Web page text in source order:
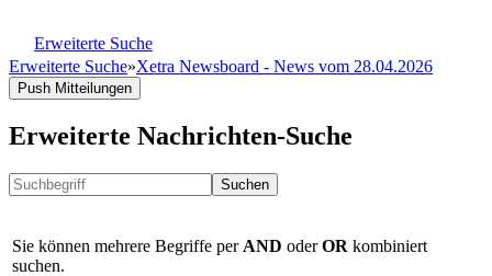
Erweiterte Suche
Erweiterte Suche»Xetra Newsboard - News vom 28.04.2026
Push Mitteilungen
Erweiterte Nachrichten-Suche
Suchen
Sie können mehrere Begriffe per AND oderOR kombiniert
suchen.